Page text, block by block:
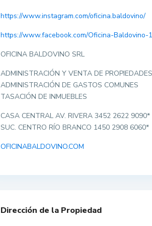
https://www.instagram.com/oficina.baldovino/
https://www.facebook.com/Oficina-Baldovino-
OFICINA BALDOVINO SRL
ADMINISTRACIÓN Y VENTA DE PROPIEDADES
ADMINISTRACIÓN DE GASTOS COMUNES
TASACIÓN DE INMUEBLES
CASA CENTRAL AV. RIVERA 3452 2622 9090*
SUC. CENTRO RÍO BRANCO 1450 2908 6060*
OFICINABALDOVINO.COM
Dirección de la Propiedad